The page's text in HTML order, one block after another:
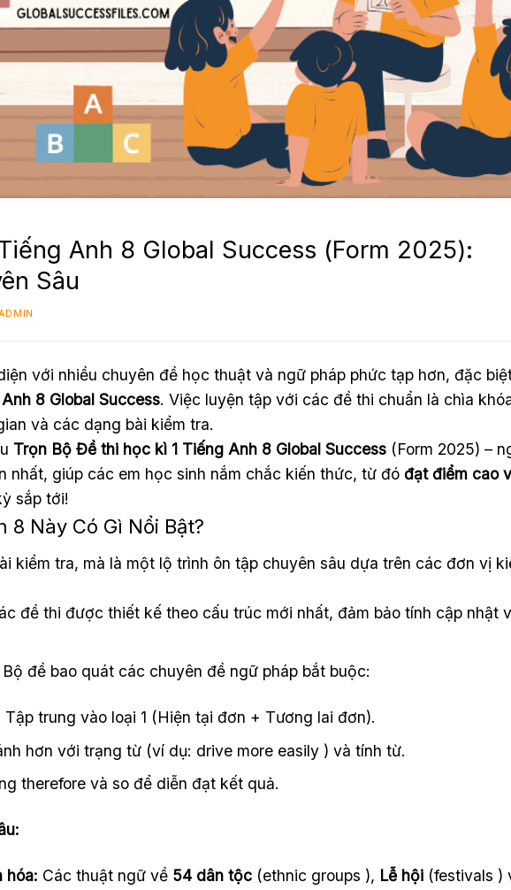
Anh 8 Global Success (Form 2025):
Sâu
với nhiều chuyên đề học thuật và ngữ pháp phức tạp hơn, đặc
8 Global Success. Việc luyện tập với các đề thi chuẩn là chìa
và các dạng bài kiểm tra.
Trọn Bộ Đề thi học kì 1 Tiếng Anh 8 Global Success (Form 2025) –
nhất, giúp các em học sinh nắm chắc kiến thức, từ đó đạt điểm cao
sắp tới!
8 Này Có Gì Nổi Bật?
kiểm tra, mà là một lộ trình ôn tập chuyên sâu dựa trên các đơn vị
đề thi được thiết kế theo cấu trúc mới nhất, đảm bảo tính cập nhật
Bộ đề bao quát các chuyên đề ngữ pháp bắt buộc:
Tập trung vào loại 1 (Hiện tại đơn + Tương lai đơn).
hơn với trạng từ (ví dụ: drive more easily ) và tính từ.
therefore và so để diễn đạt kết quả.
hóa: Các thuật ngữ về 54 dân tộc(ethnic groups ), Lễ hội(festivals )